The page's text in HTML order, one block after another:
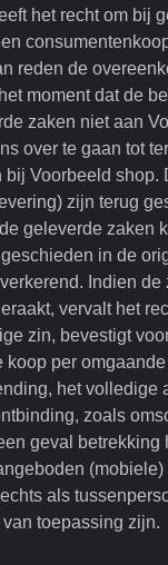
het recht om bij
reden de
moment dat de
zaken niet aan
over te gaan tot
bij Voorbeeld
zijn terug
geleverde zaken
in de
Indien
vervalt het
zin, bevestigt
koop per
het volledige
zoals
geval
als
toepassing zijn.